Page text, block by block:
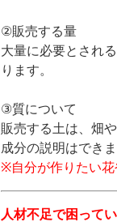
②販売する量
大量に必要とされ
ります。
③質について
販売する土は、畑
成分の説明はできま
※自分が作りたい花
人材不足で困って